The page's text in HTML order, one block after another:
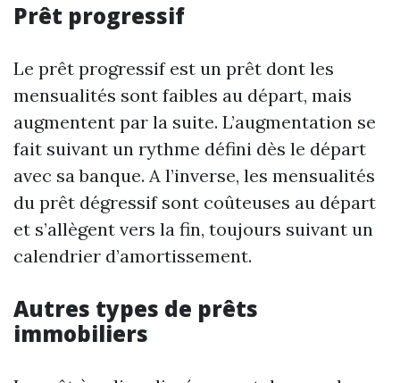
Prêt progressif
Le prêt progressif est un prêt dont les
mensualités sont faibles au départ, mais
augmentent par la suite. L’augmentation se
fait suivant un rythme défini dès le départ
avec sa banque. A l’inverse, les mensualités
du prêt dégressif sont coûteuses au départ
et s’allègent vers la fin, toujours suivant un
calendrier d’amortissement.
Autres types de prêts
immobiliers